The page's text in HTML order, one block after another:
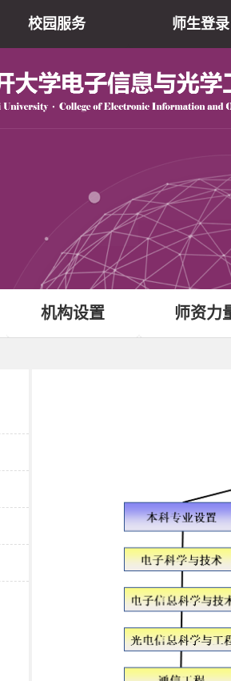
校园服务 师生登录
机构设置 师资力